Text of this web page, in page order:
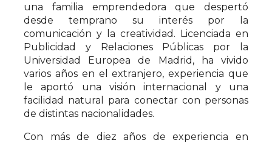
una familia emprendedora que despertó
desde temprano su interés por la
comunicación y la creatividad. Licenciada en
Publicidad y Relaciones Públicas por la
Universidad Europea de Madrid, ha vivido
varios años en el extranjero, experiencia que
le aportó una visión internacional y una
facilidad natural para conectar con personas
de distintas nacionalidades.
Con más de diez años de experiencia en